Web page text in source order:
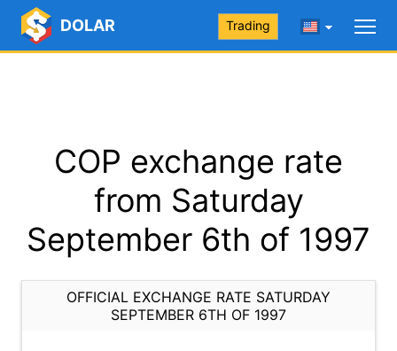
DOLAR Trading
COP exchange rate
from Saturday
September 6th of 1997
OFFICIAL EXCHANGE RATE SATURDAY
SEPTEMBER 6TH OF 1997